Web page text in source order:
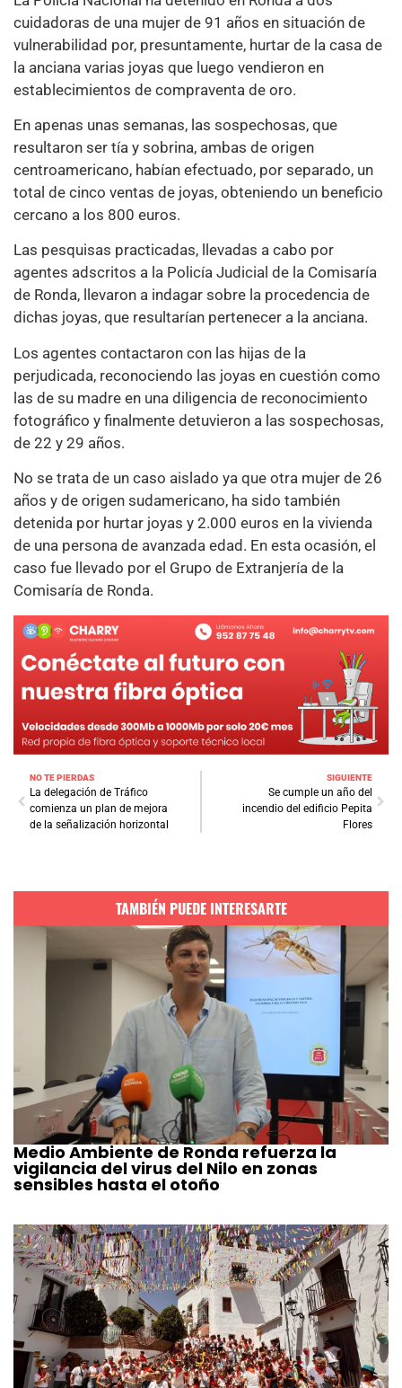
cuidadoras de una mujer de 91 años en situación de
vulnerabilidad por, presuntamente, hurtar de la casa de
la anciana varias joyas que luego vendieron en
establecimientos de compraventa de oro.
En apenas unas semanas, las sospechosas, que
resultaron ser tía y sobrina, ambas de origen
centroamericano, habían efectuado, por separado, un
total de cinco ventas de joyas, obteniendo un beneficio
cercano a los 800 euros.
Las pesquisas practicadas, llevadas a cabo por
agentes adscritos a la Policía Judicial de la Comisaría
de Ronda, llevaron a indagar sobre la procedencia de
dichas joyas, que resultarían pertenecer a la anciana.
Los agentes contactaron con las hijas de la
perjudicada, reconociendo las joyas en cuestión como
las de su madre en una diligencia de reconocimiento
fotográfico y finalmente detuvieron a las sospechosas,
de 22 y 29 años.
No se trata de un caso aislado ya que otra mujer de 26
años y de origen sudamericano, ha sido también
detenida por hurtar joyas y 2.000 euros en la vivienda
de una persona de avanzada edad. En esta ocasión, el
caso fue llevado por el Grupo de Extranjería de la
Comisaría de Ronda.
NO TE PIERDAS
La delegación de Tráfico
comienza un plan de mejora
de la señalización horizontal
SIGUIENTE
Se cumple un año del
incendio del edificio Pepita
Flores
TAMBIÉN PUEDE INTERESARTE
Medio Ambiente de Ronda refuerza la
vigilancia del virus del Nilo en zonas
sensibles hasta el otoño